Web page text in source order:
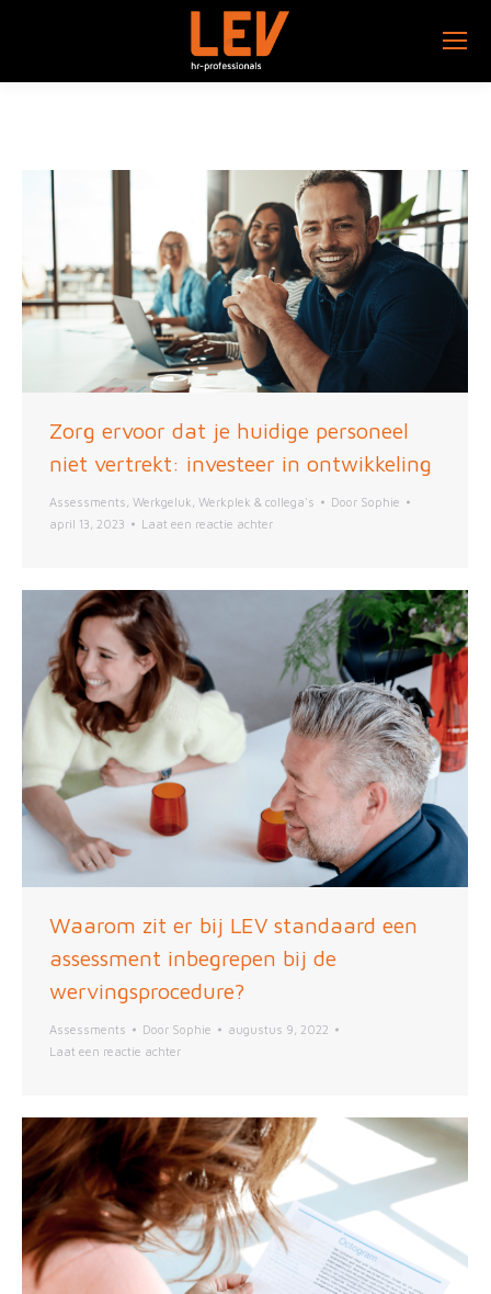
Zorg ervoor dat je huidige personeel
niet vertrekt: investeer in ontwikkeling
Assessments Werkgeluk Werkplek & collega's Door Sophie
april 13, 2023
Laat een reactie achter
Waarom zit er bij LEV standaard een
assessment inbegrepen bij de
wervingsprocedure?
Assessments Door Sophie
augustus 9, 2022
Laat een reactie achter